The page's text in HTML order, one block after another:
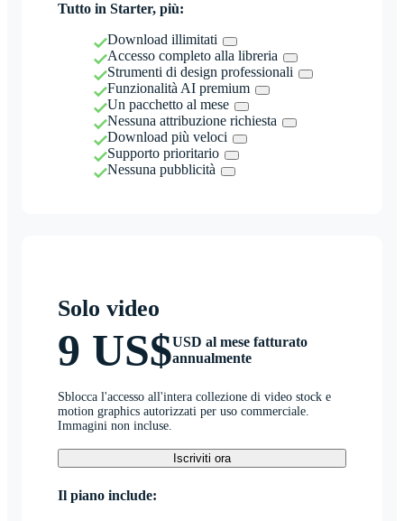
Tutto in Starter, più:
Download illimitati
Accesso completo alla libreria
Strumenti di design professionali
Funzionalità AI premium
Un pacchetto al mese
Nessuna attribuzione richiesta
Download più veloci
Supporto prioritario
Nessuna pubblicità
Solo video
9 US$USD al mese fatturato
annualmente
Sblocca l'accesso all'intera collezione di video stock e
motion graphics autorizzati per uso commerciale.
Immagini non incluse.
Iscriviti ora
Il piano include: